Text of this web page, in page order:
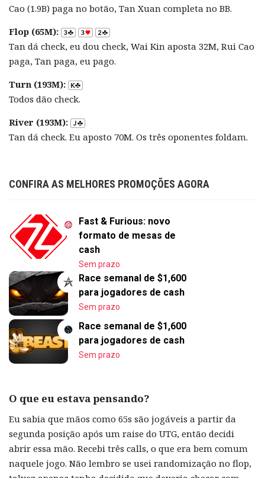
Cao (1.9B) paga no botão, Tan Xuan completa no BB.
Flop (65M):
Tan dá check, eu dou check, Wai Kin aposta 32M, Rui Cao
paga, Tan paga, eu pago.
Turn (193M):
Todos dão check.
River (193M):
Tan dá check. Eu aposto 70M. Os três oponentes foldam.
CONFIRA AS MELHORES PROMOÇÕES AGORA
Fast & Furious: novo
formato de mesas de
cash
Sem prazo
Race semanal de $1,600
para jogadores de cash
Sem prazo
Race semanal de $1,600
para jogadores de cash
Sem prazo
O que eu estava pensando?
Eu sabia que mãos como 65s são jogáveis a partir da
segunda posição após um raise do UTG, então decidi
abrir essa mão. Recebi três calls, o que era bem comum
naquele jogo. Não lembro se usei randomização no flop,